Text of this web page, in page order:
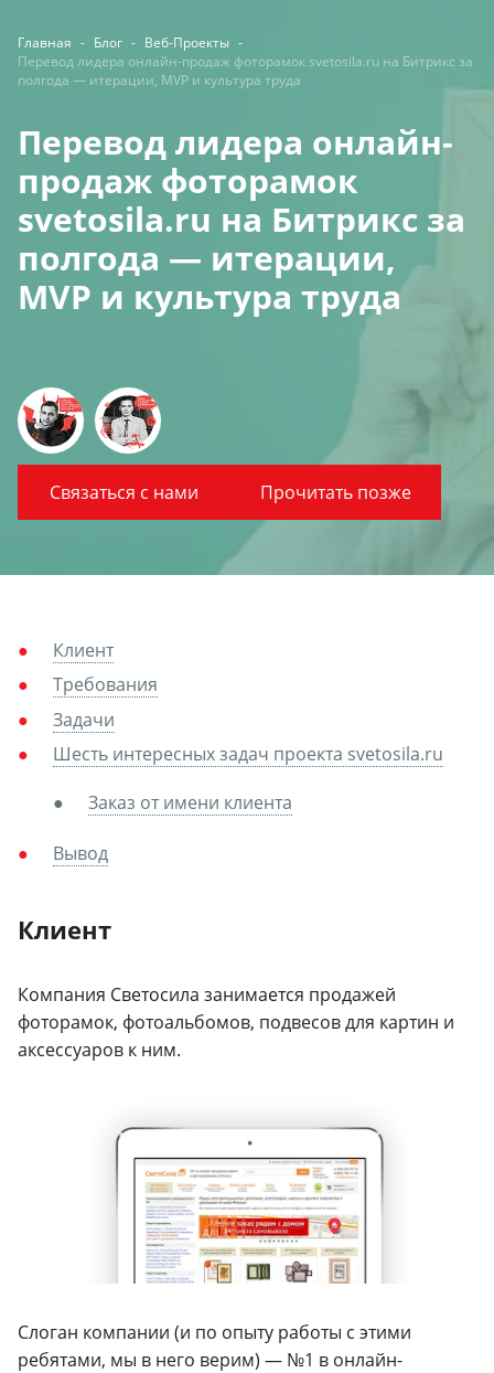
Главная - Блог - Веб-Проекты -
Перевод лидера онлайн-продаж фоторамок svetosila.ru на Битрикс за
полгода — итерации, MVP и культура труда
Перевод лидера онлайн-
продаж фоторамок
svetosila.ru на Битрикс за
полгода — итерации,
MVP и культура труда
Связаться с нами Прочитать позже
Клиент
Требования
Задачи
Шесть интересных задач проекта svetosila.ru
Заказ от имени клиента
Вывод
Клиент
Компания Светосила занимается продажей
фоторамок, фотоальбомов, подвесов для картин и
аксессуаров к ним.
Слоган компании (и по опыту работы с этими
ребятами, мы в него верим) — №1 в онлайн-